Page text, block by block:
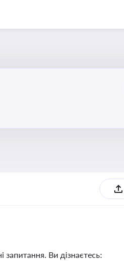
запитання. Ви дізнаєтесь: